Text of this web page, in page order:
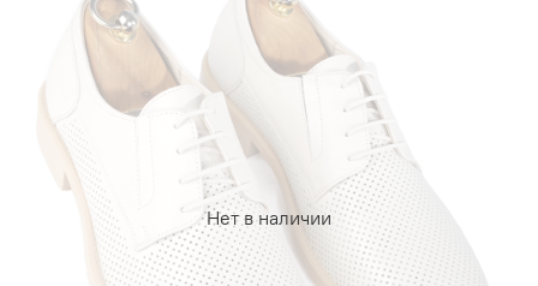
Нет в наличии